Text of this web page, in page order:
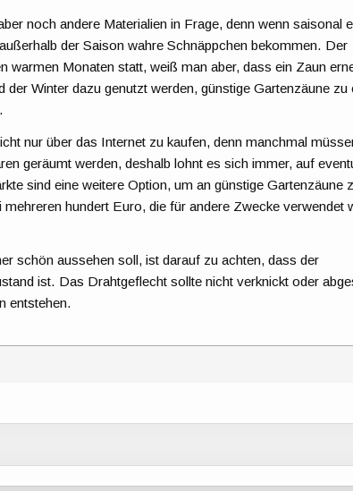
noch andere Materialien in Frage, denn wenn saisonal
der Saison wahre Schnäppchen bekommen. Der
warmen Monaten statt, weiß man aber, dass ein Zaun
der Winter dazu genutzt werden, günstige Gartenzäune zu
nur über das Internet zu kaufen, denn manchmal
geräumt werden, deshalb lohnt es sich immer, auf
sind eine weitere Option, um an günstige Gartenzäune
hundert Euro, die für andere Zwecke verwendet
schön aussehen soll, ist darauf zu achten, dass der
ist. Das Drahtgeflecht sollte nicht verknickt oder
entstehen.